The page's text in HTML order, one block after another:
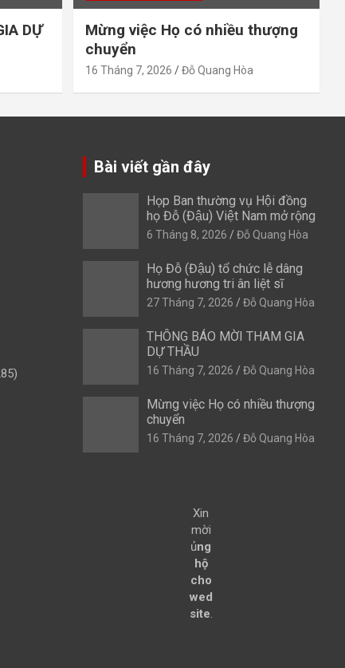
DỰ
Mừng việc Họ có nhiều thượng
chuyển
16 Tháng 7, 2026 Đỗ Quang Hòa
Bài viết gần đây
Họp Ban thường vụ Hội đồng
họ Đỗ (Đậu) Việt Nam mở rộng
6 Tháng 8, 2026 Đỗ Quang Hòa
Họ Đỗ (Đậu) tổ chức lễ dâng
hương hương tri ân liệt sĩ
27 Tháng 7, 2026 Đỗ Quang Hòa
THÔNG BÁO MỜI THAM GIA
DỰ THẦU
16 Tháng 7, 2026 Đỗ Quang Hòa
Mừng việc Họ có nhiều thượng
chuyển
16 Tháng 7, 2026 Đỗ Quang Hòa
Xin
mời
ủng
hộ
cho
wed
site.